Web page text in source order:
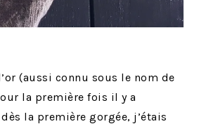
(aussi connu sous le nom de
la première fois il y a
la première gorgée, j’étais